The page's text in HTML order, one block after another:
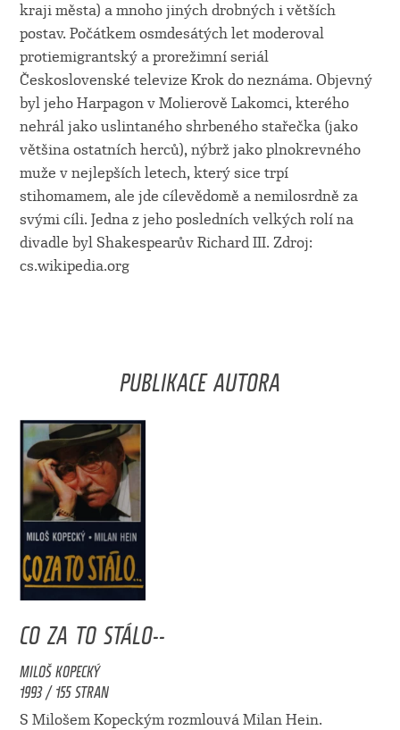
kraji města) a mnoho jiných drobných i větších
postav. Počátkem osmdesátých let moderoval
protiemigrantský a prorežimní seriál
Československé televize Krok do neznáma. Objevný
byl jeho Harpagon v Molierově Lakomci, kterého
nehrál jako uslintaného shrbeného stařečka (jako
většina ostatních herců), nýbrž jako plnokrevného
muže v nejlepších letech, který sice trpí
stihomamem, ale jde cílevědomě a nemilosrdně za
svými cíli. Jedna z jeho posledních velkých rolí na
divadle byl Shakespearův Richard III. Zdroj:
cs.wikipedia.org
PUBLIKACE AUTORA
CO ZA TO STÁLO--
MILOŠ KOPECKÝ
1993 / 155 STRAN
S Milošem Kopeckým rozmlouvá Milan Hein.